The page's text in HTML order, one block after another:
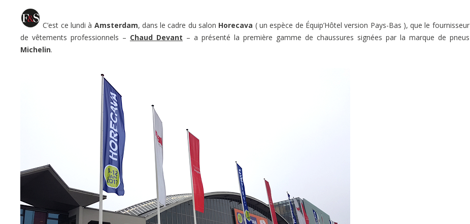
C’est ce lundi à Amsterdam, dans le cadre du salon Horecava ( un espèce de Équip’Hôtel version Pays-Bas ), que le fournisseur
de vêtements professionnels – Chaud Devant – a présenté la première gamme de chaussures signées par la marque de pneus
Michelin.